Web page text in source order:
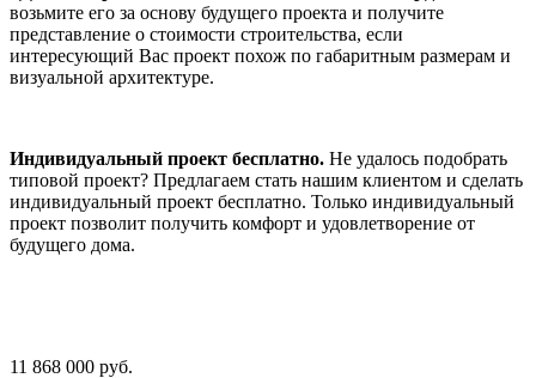
возьмите его за основу будущего проекта и получите
представление о стоимости строительства, если
интересующий Вас проект похож по габаритным размерам и
визуальной архитектуре.
Индивидуальный проект бесплатно. Не удалось подобрать
типовой проект? Предлагаем стать нашим клиентом и сделать
индивидуальный проект бесплатно. Только индивидуальный
проект позволит получить комфорт и удовлетворение от
будущего дома.
11 868 000 руб.